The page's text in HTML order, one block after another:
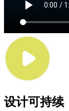
设计可持续